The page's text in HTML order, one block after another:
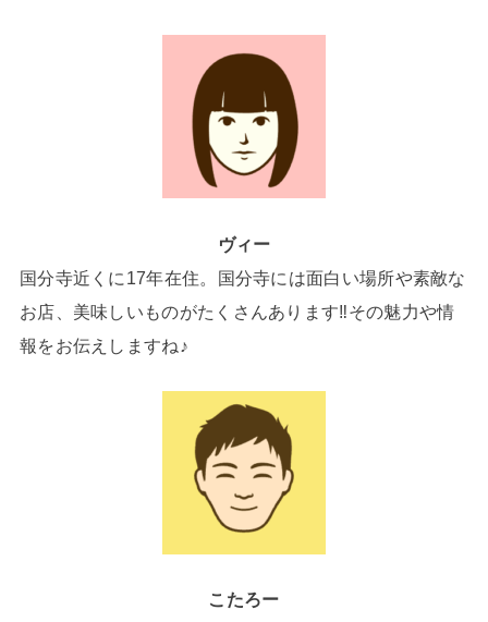
ヴィー
国分寺近くに17年在住。国分寺には面白い場所や素敵な
お店、美味しいものがたくさんあります‼その魅力や情
報をお伝えしますね♪
こたろー